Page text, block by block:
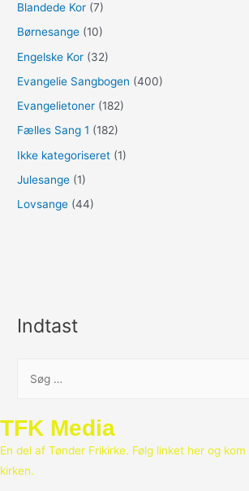
Blandede Kor (7)
Børnesange (10)
Engelske Kor (32)
Evangelie Sangbogen (400)
Evangelietoner (182)
Fælles Sang 1 (182)
Ikke kategoriseret (1)
Julesange (1)
Lovsange (44)
Indtast
e
f
t
TFK Media
En del af Tønder Frikirke. Følg linket her og
kirken.